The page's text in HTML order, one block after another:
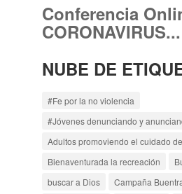
Conferencia
CORONAVIRUS...
NUBE DE
#Fe por la no violencia
#Jóvenes denunciando y
Adultos promoviendo el cuidado
Bienaventurada la recreación
buscar a Dios
Campaña